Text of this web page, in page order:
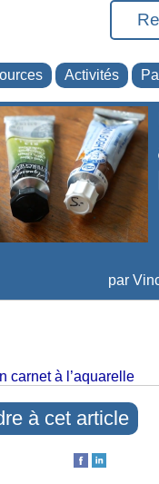
Activités
par
carnet à l’aquarelle
à cet article